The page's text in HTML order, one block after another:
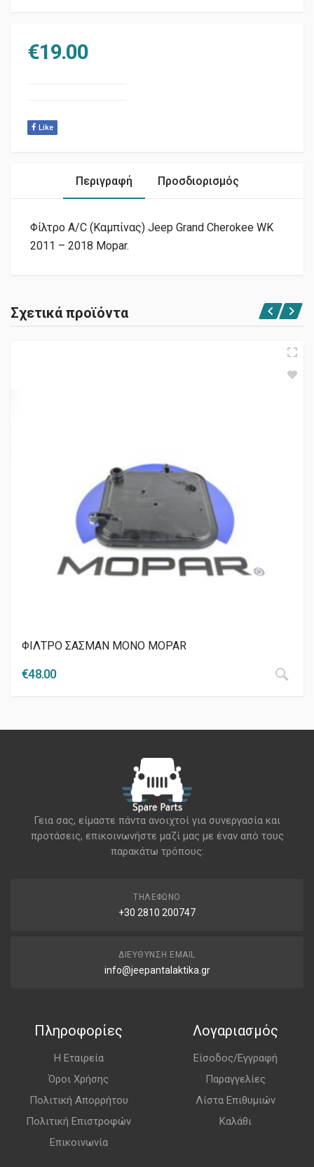
€19.00
Like
Περιγραφή Προσδιορισμός
Φίλτρο A/C (Καμπίνας) Jeep Grand Cherokee WK
2011 – 2018 Mopar.
Σχετικά προϊόντα
ΦΙΛΤΡΟ ΣΑΣΜΑΝ ΜΟΝΟ MOPAR
€48.00
Γεια σας, είμαστε πάντα ανοιχτοί για συνεργασία και
προτάσεις, επικοινωνήστε μαζί μας με έναν από τους
παρακάτω τρόπους:
ΤΗΛΈΦΩΝΟ
+30 2810 200747
ΔΙΕΎΘΥΝΣΗ EMAIL
info@jeepantalaktika.gr
Πληροφορίες
Η Εταιρεία
Όροι Χρήσης
Πολιτική Απορρήτου
Πολιτική Επιστροφών
Επικοινωνία
Λογαριασμός
Είσοδος/Εγγραφή
Παραγγελίες
Λίστα Επιθυμιών
Καλάθι